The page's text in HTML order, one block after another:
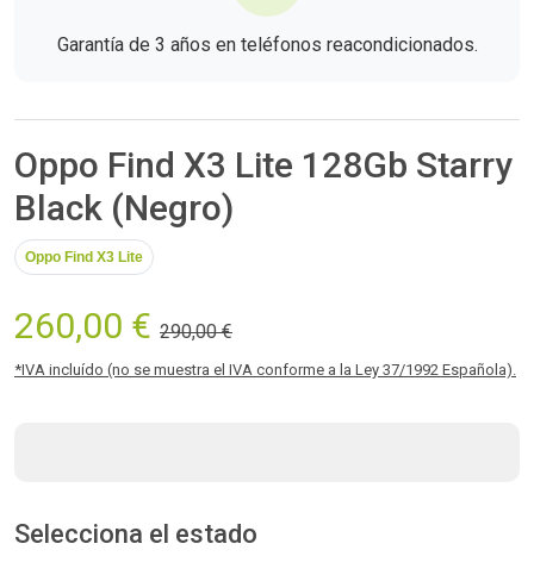
Garantía de 3 años en teléfonos reacondicionados.
Oppo Find X3 Lite 128Gb Starry
Black (Negro)
Oppo Find X3 Lite
260,00 € 290,00 €
*IVA incluído (no se muestra el IVA conforme a la Ley 37/1992 Española).
Selecciona el estado